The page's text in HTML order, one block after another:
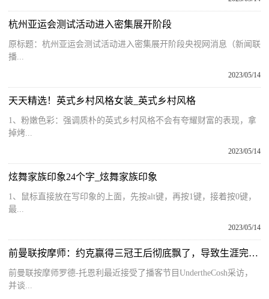
杭州亚运会测试活动进入密集展开阶段
原标题：杭州亚运会测试活动进入密集展开阶段央视网消息（新闻联
播...
2023/05/14
天天精选！英式乡村风格女装_英式乡村风格
1、粉嫩色彩：强调质朴的英式乡村风格不会有夸耀财富的表现，拿
掉烤...
2023/05/14
炫舞家族印象24个字_炫舞家族印象
1、鼠标直接放在写印象的上面，先按alt键，再按1键，接着按0键，
最...
2023/05/14
前曼联按摩师：约克赢得三冠王后彻底飘了，导致生涯完全脱轨
前曼联按摩师罗德-托恩利最近接受了播客节目UndertheCosh采访，
并谈...